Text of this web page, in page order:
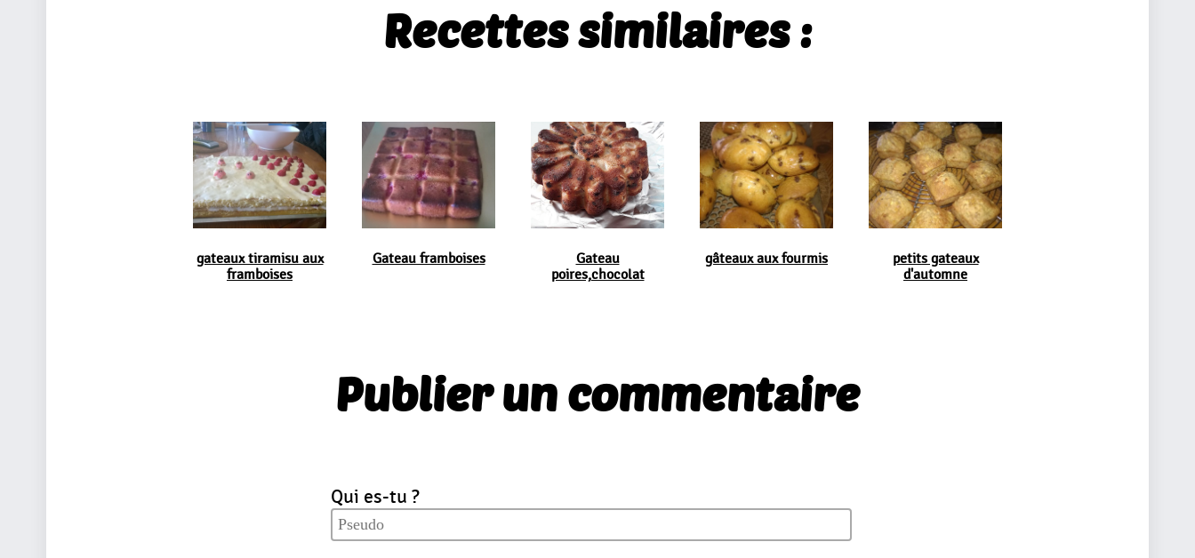
Recettes similaires :
gateaux tiramisu aux
framboises
Gateau framboises
Gateau
poires,chocolat
gâteaux aux fourmis
petits gateaux
d'automne
Publier un commentaire
Qui es-tu ?